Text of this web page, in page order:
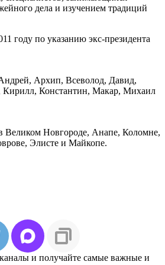
дела и изучением традиций
году по указанию экс-президента
Архип, Всеволод, Давид,
Константин, Макар, Михаил
Великом Новгороде, Анапе, Коломне,
Элисте и Майкопе.
и получайте самые важные и